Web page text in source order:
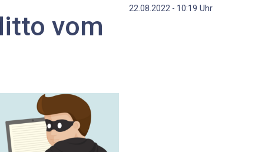
vom
22.08.2022 - 10:19 Uhr